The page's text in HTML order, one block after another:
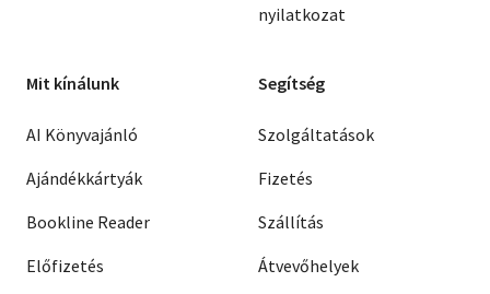
nyilatkozat
Mit kínálunk
AI Könyvajánló
Ajándékkártyák
Bookline Reader
Előfizetés
Segítség
Szolgáltatások
Fizetés
Szállítás
Átvevőhelyek